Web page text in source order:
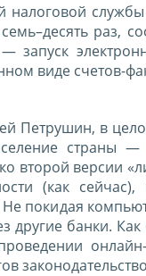
раз,
виде счетов-
Петрушин, в
страны
второй версии
(как
покидая
другие банки.